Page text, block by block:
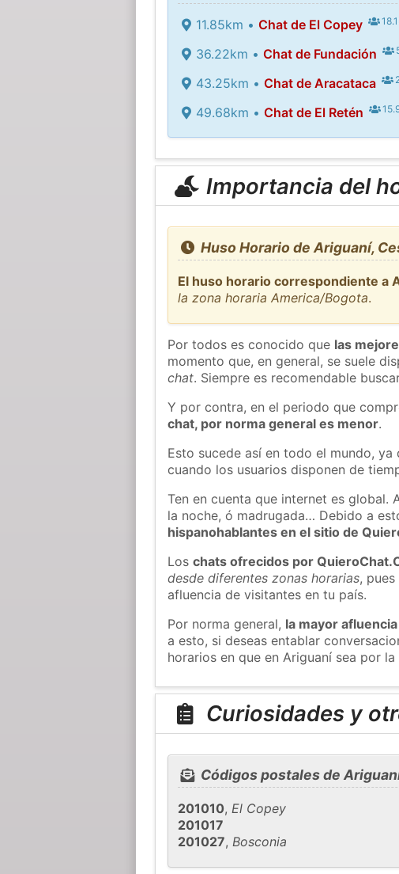
11.85km • Chat de El Copey
36.22km • Chat de Fundación
43.25km • Chat de Aracataca
49.68km • Chat de El Retén
Importancia del
Huso Horario de Ariguaní,
El huso horario correspondiente a
la zona horaria America/Bogota.
Por todos es conocido que las
momento que, en general, se suele
chat. Siempre es recomendable
Y por contra, en el periodo que
chat, por norma general es menor.
Esto sucede así en todo el mundo,
cuando los usuarios disponen de
Ten en cuenta que internet es global.
la noche, ó madrugada… Debido a
hispanohablantes en el sitio de
Loschats ofrecidos por
desde diferentes zonas horarias,
afluencia de visitantes en tu país.
Por norma general, la mayor
a esto, si deseas entablar
horarios en que en Ariguaní sea por
Curiosidades y
Códigos postales de
201010,El Copey
201017
201027,Bosconia